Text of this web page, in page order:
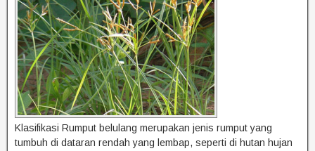
Klasifikasi Rumput belulang merupakan jenis rumput yang
tumbuh di dataran rendah yang lembap, seperti di hutan hujan